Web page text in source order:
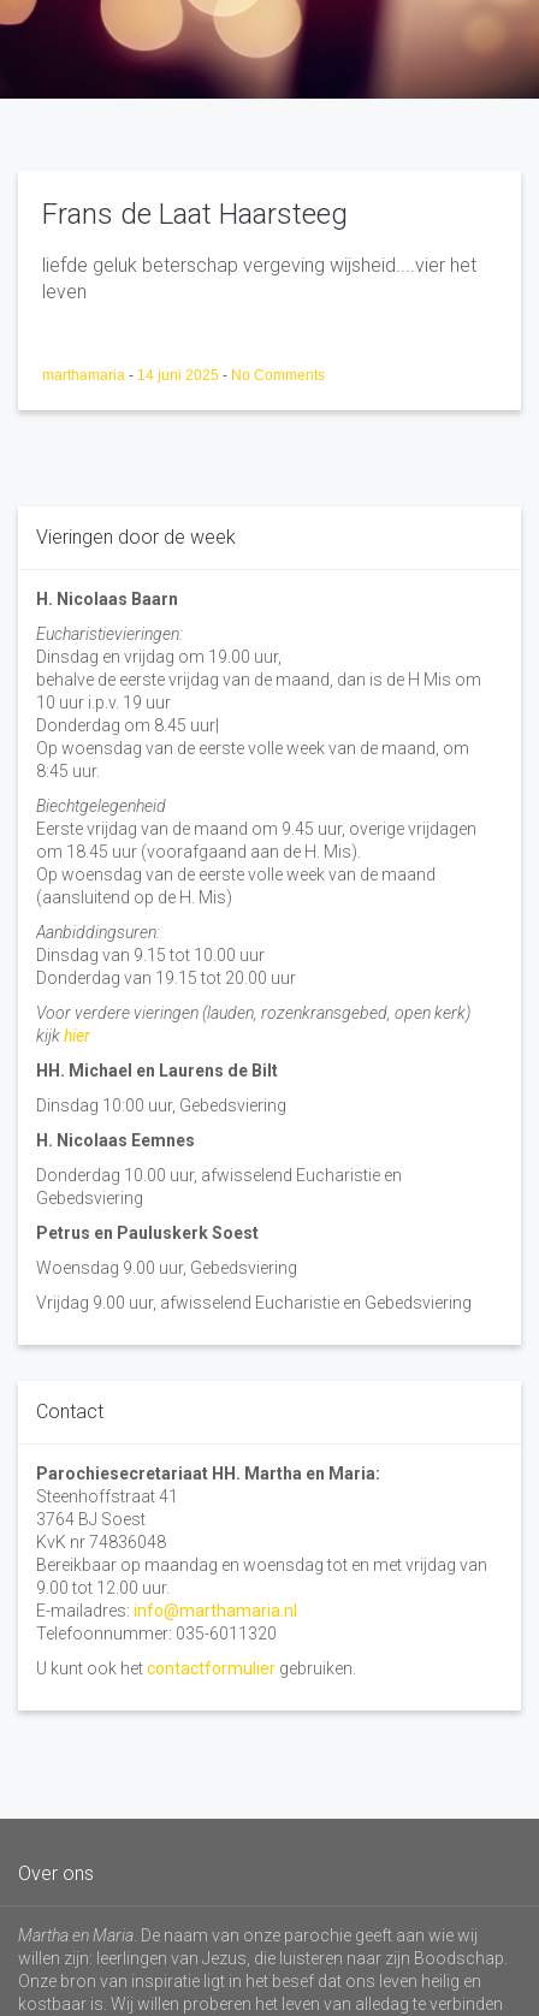
Frans de Laat Haarsteeg
liefde geluk beterschap vergeving wijsheid....vier het
leven
marthamaria - 14 juni 2025 - No Comments
Vieringen door de week
H. Nicolaas Baarn
Eucharistievieringen:
Dinsdag en vrijdag om 19.00 uur,
behalve de eerste vrijdag van de maand, dan is de H Mis om
10 uur i.p.v. 19 uur
Donderdag om 8.45 uur|
Op woensdag van de eerste volle week van de maand, om
8:45 uur.
Biechtgelegenheid
Eerste vrijdag van de maand om 9.45 uur, overige vrijdagen
om 18.45 uur (voorafgaand aan de H. Mis).
Op woensdag van de eerste volle week van de maand
(aansluitend op de H. Mis)
Aanbiddingsuren:
Dinsdag van 9.15 tot 10.00 uur
Donderdag van 19.15 tot 20.00 uur
Voor verdere vieringen (lauden, rozenkransgebed, open kerk)
kijkhier
HH. Michael en Laurens de Bilt
Dinsdag 10:00 uur, Gebedsviering
H. Nicolaas Eemnes
Donderdag 10.00 uur, afwisselend Eucharistie en
Gebedsviering
Petrus en Pauluskerk Soest
Woensdag 9.00 uur, Gebedsviering
Vrijdag 9.00 uur, afwisselend Eucharistie en Gebedsviering
Contact
Parochiesecretariaat HH. Martha en Maria:
Steenhoffstraat 41
3764 BJ Soest
KvK nr 74836048
Bereikbaar op maandag en woensdag tot en met vrijdag van
9.00 tot 12.00 uur.
E-mailadres: info@marthamaria.nl
Telefoonnummer: 035-6011320
U kunt ook hetcontactformulier gebruiken.
Over ons
Martha en Maria . De naam van onze parochie geeft aan wie wij
willen zijn: leerlingen van Jezus, die luisteren naar zijn Boodschap.
Onze bron van inspiratie ligt in het besef dat ons leven heilig en
kostbaar is. Wij willen proberen het leven van alledag te verbinden